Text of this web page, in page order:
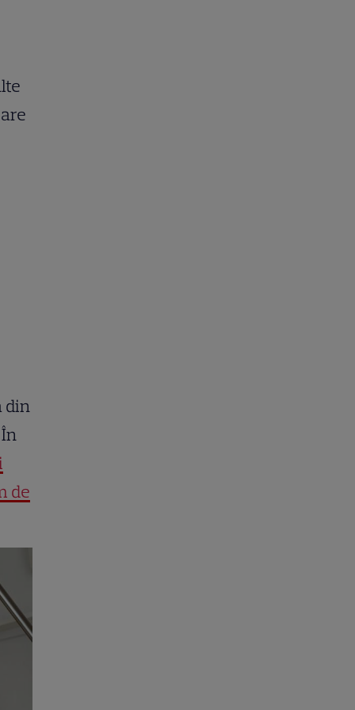
din
de